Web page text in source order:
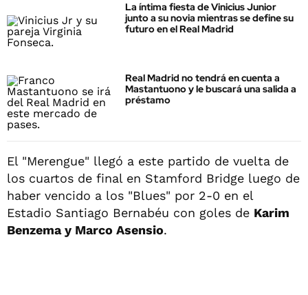
La íntima fiesta de Vinicius Junior
junto a su novia mientras se define su
futuro en el Real Madrid
Real Madrid no tendrá en cuenta a
Mastantuono y le buscará una salida a
préstamo
El "Merengue" llegó a este partido de vuelta de
los cuartos de final en Stamford Bridge luego de
haber vencido a los "Blues" por 2-0 en el
Estadio Santiago Bernabéu con goles de Karim
Benzema y Marco Asensio.